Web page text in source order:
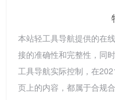
本站轻工具导航提供的在
接的准确性和完整性，同
工具导航实际控制，在
页上的内容，都属于合规